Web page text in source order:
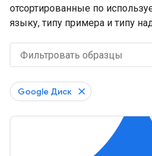
отсортированные по
языку, типу примера и типу
Google Диск